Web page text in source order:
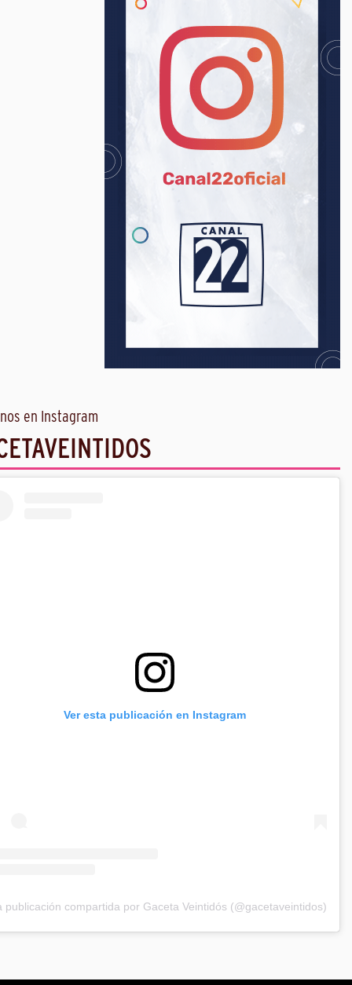
en Instagram
Ver esta publicación en Instagram
publicación compartida por Gaceta Veintidós (@gacetaveintidos)